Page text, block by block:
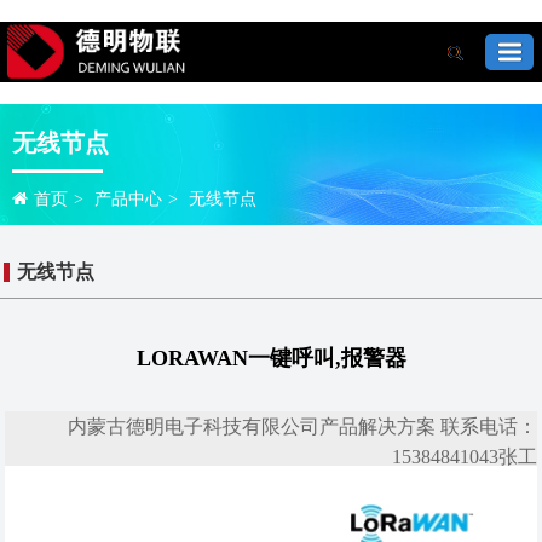
无线节点
首页 > 产品中心 > 无线节点
无线节点
LORAWAN一键呼叫,报警器
内蒙古德明电子科技有限公司产品解决方案 联系电话：
15384841043张工